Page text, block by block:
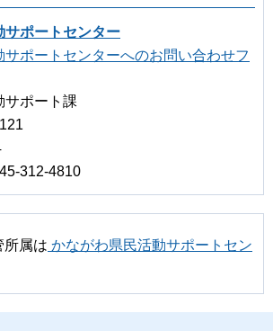
サポートセンター
ポートセンターへのお問い合わせフ
サポート課
312-4810
所属は かながわ県民活動サポートセン